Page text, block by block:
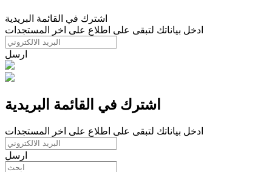
اشترك في القائمة البريدية
ادخل بياناتك لتبقى على اطلاع على اخر المستجدات
ارسل
اشترك في القائمة البريدية
ادخل بياناتك لتبقى على اطلاع على اخر المستجدات
ارسل